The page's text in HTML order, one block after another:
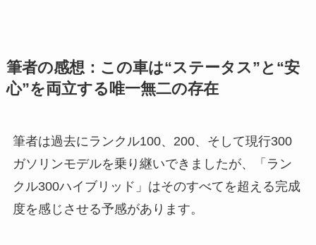
筆者の感想：この車は“ステータス”と“安
心”を両立する唯一無二の存在
筆者は過去にランクル100、200、そして現行300
ガソリンモデルを乗り継いできましたが、「ラン
クル300ハイブリッド」はそのすべてを超える完成
度を感じさせる予感があります。